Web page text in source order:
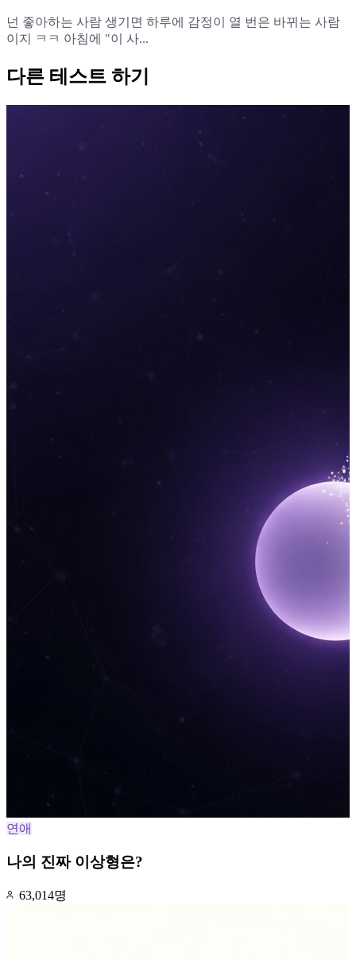
넌 좋아하는 사람 생기면 하루에 감정이 열 번은 바뀌는 사람
이지 ㅋㅋ 아침에 "이 사...
다른 테스트 하기
연애
나의 진짜 이상형은?
63,014명